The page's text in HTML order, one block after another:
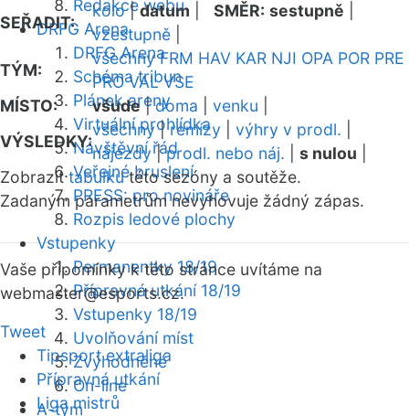
Redakce webu
DRFG Arena
DRFG Arena
Schéma tribun
Plánek areny
Virtuální prohlídka
Návštěvní řád
Veřejné bruslení
PRESS: pro novináře
Rozpis ledové plochy
Vstupenky
Permanentky 18/19
Přípravná utkání 18/19
Vstupenky 18/19
Uvolňování míst
Zvýhodněné
On-line
A-tým
SEŘADIT:
kolo|datum SMĚR: sestupně
vzestupně
TÝM:
všechny FRM HAV KAR NJI OPA POR PRE
PRO VAL VSE
MÍSTO:
všude|doma venku
VÝSLEDKY:
všechny|remízy výhry v prodl.
nájezdy|prodl. nebo náj. s nulou
Zobrazittabulkutéto sezóny a soutěže.
Zadaným parametrům nevyhovuje žádný zápas.
Vaše připomínky k této stránce uvítáme na
webmaster@esports.cz.
Tweet
Tipsport extraliga
Přípravná utkání
Liga mistrů